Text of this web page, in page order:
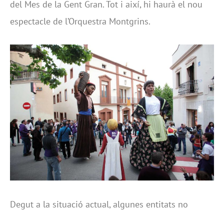
del Mes de la Gent Gran. Tot i així, hi haurà el nou
espectacle de l’Orquestra Montgrins.
Degut a la situació actual, algunes entitats no